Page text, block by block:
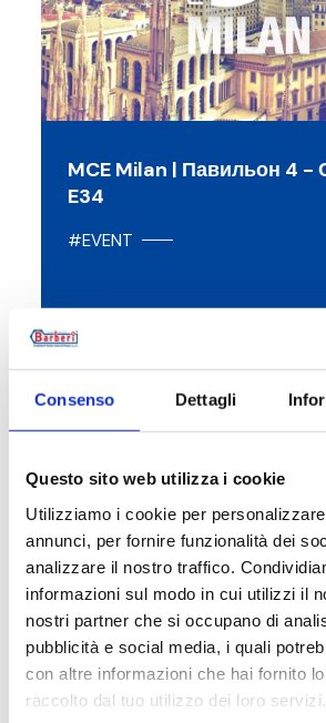
Consenso Dettagli
Questo sito web utilizza i cookie
Utilizziamo i cookie per
annunci, per fornire funzionalità dei
analizzare il nostro traffico.
informazioni sul modo in cui utilizzi il
nostri partner che si occupano di
pubblicità e social media, i quali
con altre informazioni che hai fornito
raccolto dal tuo utilizzo dei loro servizi.
MCE Milan | Павильон 4 -
E34
#EVENT
22.01.2024
AHR Expo Chicago | Booth